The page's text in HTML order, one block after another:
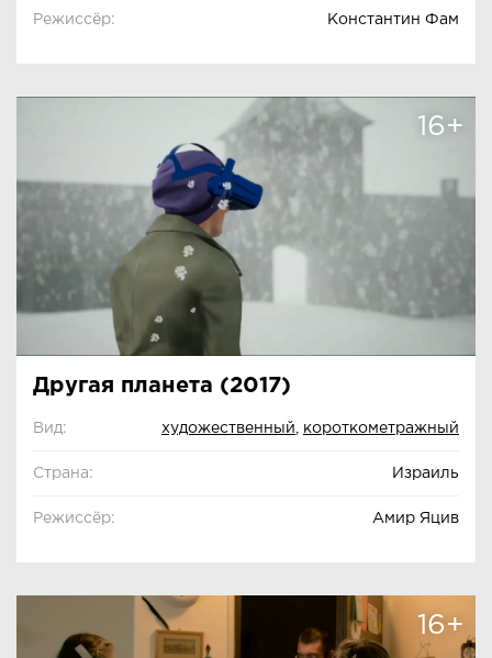
Режиссёр: Константин Фам
16+
Другая планета (2017)
Вид: художественный короткометражный
Страна: Израиль
Режиссёр: Амир Яцив
16+